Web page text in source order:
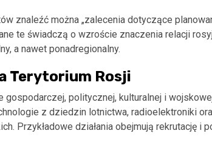
znaleźć można „zalecenia dotyczące
te świadczą o wzroście znaczenia relacji
a nawet ponadregionalny.
Terytorium Rosji
gospodarczej, politycznej, kulturalnej i
z dziedzin lotnictwa, radioelektroniki
Przykładowe działania obejmują rekrutację i